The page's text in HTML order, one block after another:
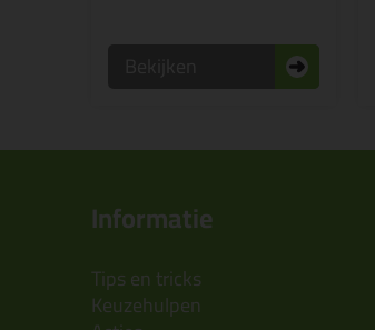
Informatie
Tips en tricks
Keuzehulpen